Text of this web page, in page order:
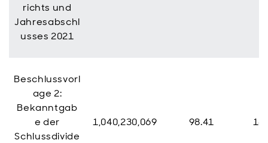
richts und
Jahresabschl
usses 2021
Beschlussvorl
age 2:
Bekanntgab
e der
Schlussdivide
1,040,230,069 98.41